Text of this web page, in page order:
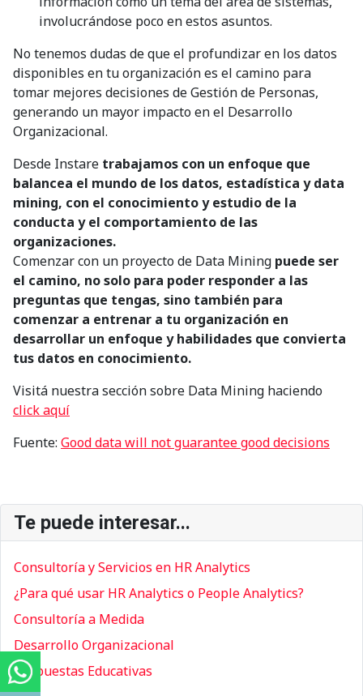
involucrándose poco en estos asuntos.
No tenemos dudas de que el profundizar en los datos
disponibles en tu organización es el camino para
tomar mejores decisiones de Gestión de Personas,
generando un mayor impacto en el Desarrollo
Organizacional.
Desde Instare trabajamos con un enfoque que
balancea el mundo de los datos, estadística y data
mining, con el conocimiento y estudio de la
conducta y el comportamiento de las
organizaciones.
Comenzar con un proyecto de Data Mining puede ser
el camino, no solo para poder responder a las
preguntas que tengas, sino también para
comenzar a entrenar a tu organización en
desarrollar un enfoque y habilidades que convierta
tus datos en conocimiento.
Visitá nuestra sección sobre Data Mining haciendo
click aquí
Fuente: Good data will not guarantee good decisions
Te puede interesar...
Consultoría y Servicios en HR Analytics
¿Para qué usar HR Analytics o People Analytics?
Consultoría a Medida
Desarrollo Organizacional
Respuestas Educativas